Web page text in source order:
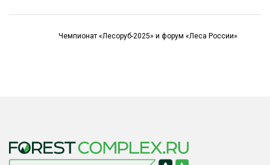
Чемпионат «Лесоруб-2025» и форум «Леса России»